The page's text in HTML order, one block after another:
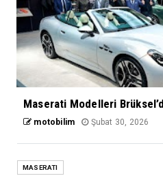
Maserati Modelleri
motobilim Şubat 30, 2026
MASERATI